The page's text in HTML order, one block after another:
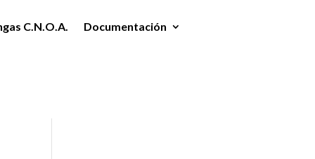
C.N.O.A. Documentación